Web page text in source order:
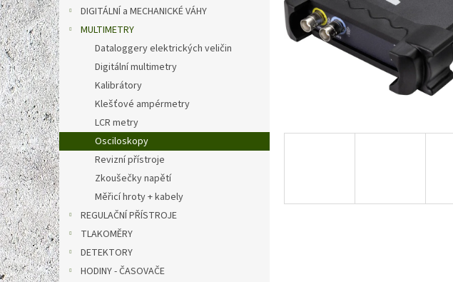
e
l
DIGITÁLNÍ a MECHANICKÉ VÁHY
MULTIMETRY
Dataloggery elektrických veličin
Digitální multimetry
Kalibrátory
Klešťové ampérmetry
LCR metry
Osciloskopy
Revizní přístroje
Zkoušečky napětí
Měřicí hroty + kabely
REGULAČNÍ PŘÍSTROJE
TLAKOMĚRY
DETEKTORY
HODINY - ČASOVAČE